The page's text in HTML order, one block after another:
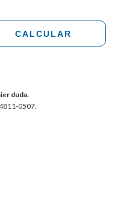
CALCULAR
duda.
0507.